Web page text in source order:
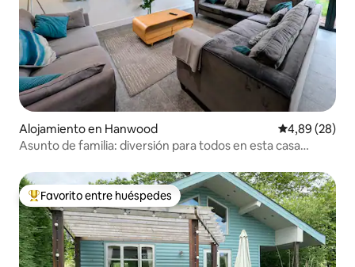
Alojamiento en Hanwood Calificación
4,89 (28)
Asunto de familia: diversión para todos en esta casa
Favorito entre los huéspedes más destacados
Favorito entre huéspedes